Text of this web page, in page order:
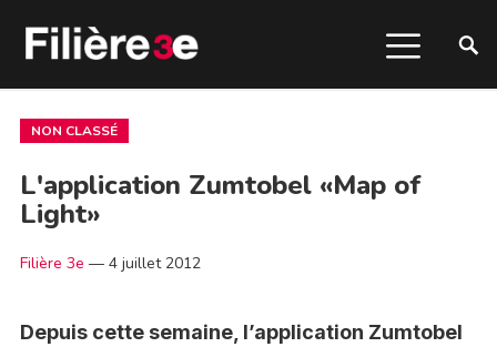
NON CLASSÉ
L'application Zumtobel «Map of
Light»
Filière 3e — 4 juillet 2012
Depuis cette semaine, l’application Zumtobel